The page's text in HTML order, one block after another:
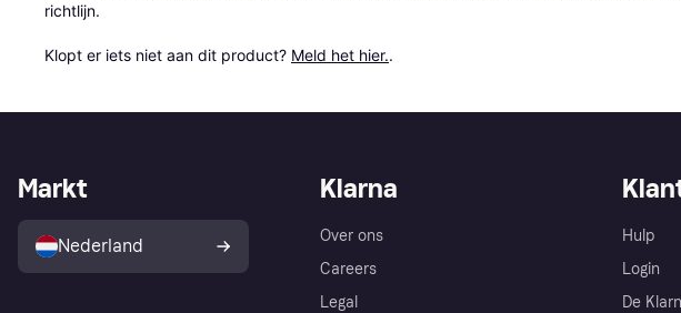
richtlijn.
Klopt er iets niet aan dit product? Meld het hier..
Klarna
Over ons
Careers
Legal
Hulp
Login
De
Markt
Nederland